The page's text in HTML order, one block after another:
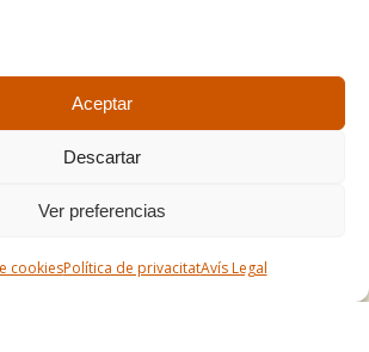
Aceptar
Descartar
Ver preferencias
cookiesPolítica de privacitatAvís Legal